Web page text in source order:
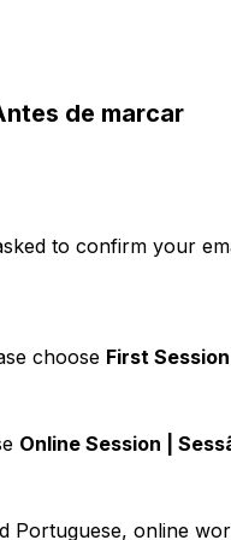
de marcar
to confirm your
choose First
Online Session |
Portuguese, online